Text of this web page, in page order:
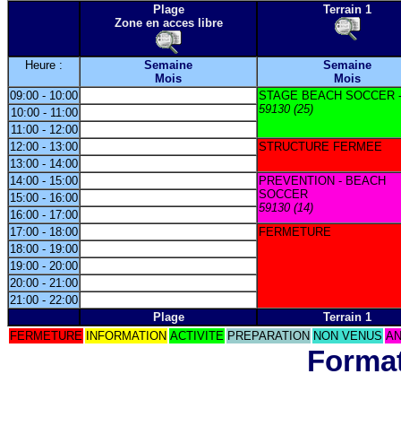
Plage
Zone en acces libre
Terrain 1
Heure :
Semaine
Mois
Semaine
Mois
09:00 - 10:00
STAGE BEACH SOCCER
59130 (25)
10:00 - 11:00
11:00 - 12:00
12:00 - 13:00
STRUCTURE FERMEE
13:00 - 14:00
14:00 - 15:00
PREVENTION - BEACH
SOCCER
59130 (14)
15:00 - 16:00
16:00 - 17:00
17:00 - 18:00
FERMETURE
18:00 - 19:00
19:00 - 20:00
20:00 - 21:00
21:00 - 22:00
Plage
Terrain 1
FERMETURE
INFORMATION ACTIVITE PREPARATION NON VENUS